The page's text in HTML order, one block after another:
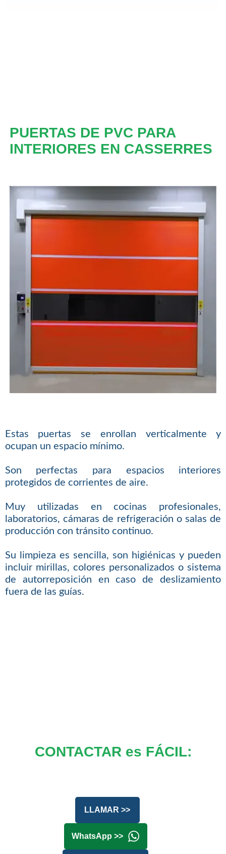
PUERTAS DE PVC PARA
INTERIORES EN CASSERRES
Estas puertas se enrollan verticalmente y
ocupan un espacio mínimo.
Son perfectas para espacios interiores
protegidos de corrientes de aire.
Muy utilizadas en cocinas profesionales,
laboratorios, cámaras de refrigeración o salas de
producción con tránsito continuo.
Su limpieza es sencilla, son higiénicas y pueden
incluir mirillas, colores personalizados o sistema
de autorreposición en caso de deslizamiento
fuera de las guías.
CONTACTAR es FÁCIL:
LLAMAR >>
WhatsApp >>